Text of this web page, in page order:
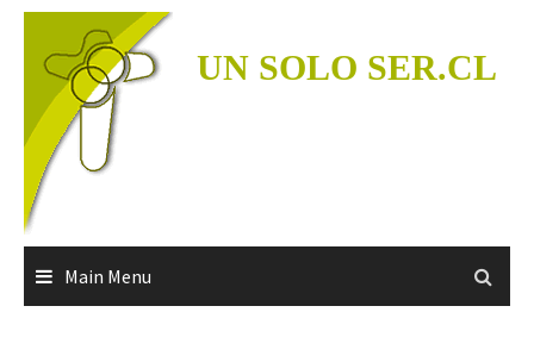
Skip
content
UN SOLO SER.CL
Main Menu